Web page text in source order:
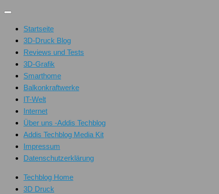
Unter
Inhalt
Startseite
3D-Druck Blog
Reviews und Tests
3D-Grafik
Smarthome
Balkonkraftwerke
IT-Welt
Internet
Über uns -Addis Techblog
Addis Techblog Media Kit
Impressum
Datenschutzerklärung
Techblog Home
3D Druck